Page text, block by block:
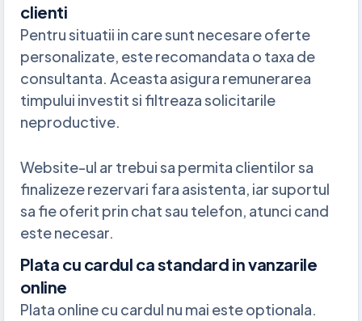
clienti
Pentru situatii in care sunt necesare oferte
personalizate, este recomandata o taxa de
consultanta. Aceasta asigura remunerarea
timpului investit si filtreaza solicitarile
neproductive.
Website-ul ar trebui sa permita clientilor sa
finalizeze rezervari fara asistenta, iar suportul
sa fie oferit prin chat sau telefon, atunci cand
este necesar.
Plata cu cardul ca standard in vanzarile
online
Plata online cu cardul nu mai este optionala.